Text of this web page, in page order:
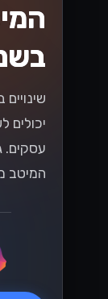
בשנת
עסקים.
המיטב